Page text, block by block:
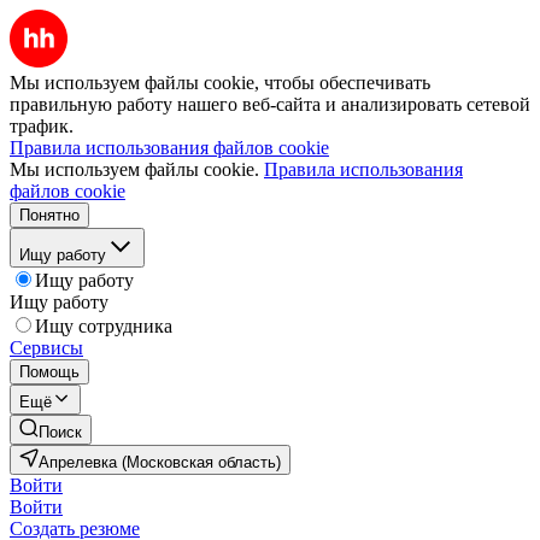
Мы используем файлы cookie, чтобы обеспечивать
правильную работу нашего веб-сайта и анализировать сетевой
трафик.
Правила использования файлов cookie
Мы используем файлы cookie. Правила использования
файлов cookie
Понятно
Ищу работу
Ищу работу
Ищу работу
Ищу сотрудника
Сервисы
Помощь
Ещё
Поиск
Апрелевка (Московская область)
Войти
Войти
Создать резюме